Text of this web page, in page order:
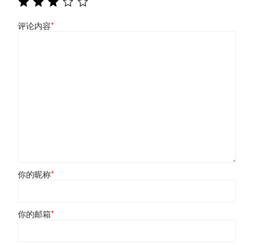
评论内容*
你的昵称*
你的邮箱*